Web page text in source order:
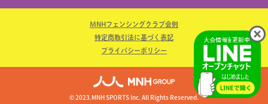
MNHフェンシングクラブ会則
特定商取引法に基づく表記
プライバシーポリシー
© 2023.MNH SPORTS Inc. All Rights Reserved.